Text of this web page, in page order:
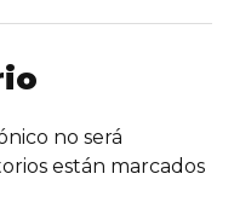
no será
están marcados